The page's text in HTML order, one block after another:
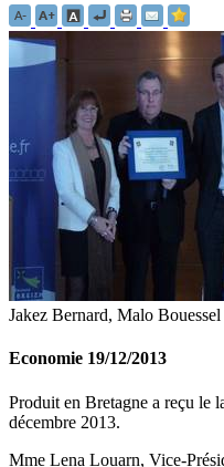
Jakez Bernard, Malo
Economie 19/12/2013
Produit en Bretagne a reçu le
décembre 2013.
Mme Lena Louarn, Vice-